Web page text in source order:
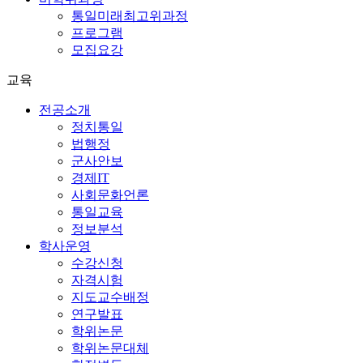
통일미래최고위과정
프로그램
모집요강
교육
전공소개
정치통일
법행정
군사안보
경제IT
사회문화언론
통일교육
정보분석
학사운영
수강신청
자격시험
지도교수배정
연구발표
학위논문
학위논문대체